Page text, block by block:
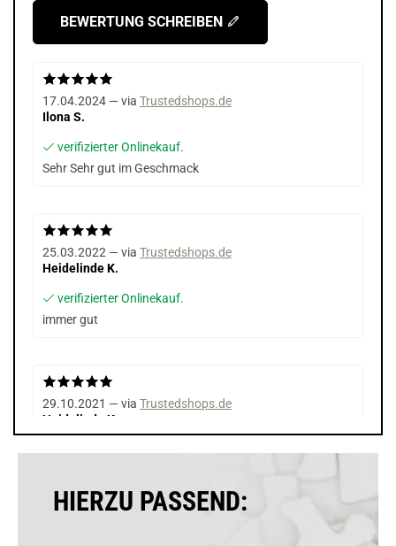
BEWERTUNG SCHREIBEN
17.04.2024 — via Trustedshops.de
Ilona S.
verifizierter Onlinekauf.
Sehr Sehr gut im Geschmack
25.03.2022 — via Trustedshops.de
Heidelinde K.
verifizierter Onlinekauf.
immer gut
29.10.2021 — via Trustedshops.de
Heidelinde K.
HIERZU PASSEND: